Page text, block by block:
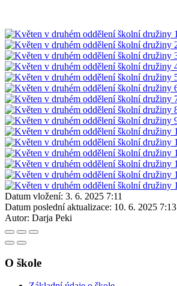
Datum vložení: 3. 6. 2025 7:11
Datum poslední aktualizace: 10. 6. 2025 7:13
Autor: Darja Peki
O škole